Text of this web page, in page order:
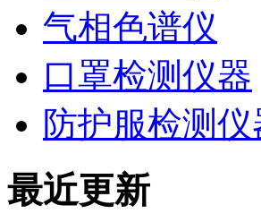
气相色谱仪
口罩检测仪器
防护服检测仪
最近更新